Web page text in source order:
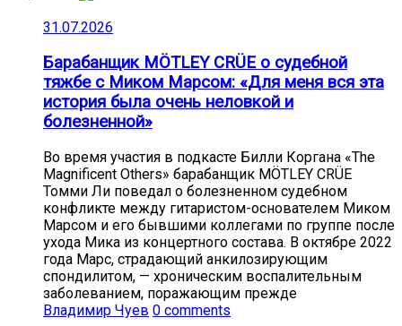
31.07.2026
Барабанщик MÖTLEY CRÜE о судебной
тяжбе с Миком Марсом: «Для меня вся эта
история была очень неловкой и
болезненной»
Во время участия в подкасте Билли Коргана «The
Magnificent Others» барабанщик MÖTLEY CRÜE
Томми Ли поведал о болезненном судебном
конфликте между гитаристом-основателем Миком
Марсом и его бывшими коллегами по группе после
ухода Мика из концертного состава. В октябре 2022
года Марс, страдающий анкилозирующим
спондилитом, — хроническим воспалительным
заболеванием, поражающим прежде
Владимир Чуев 0 comments